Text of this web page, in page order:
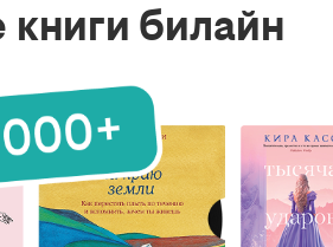
книги билайн